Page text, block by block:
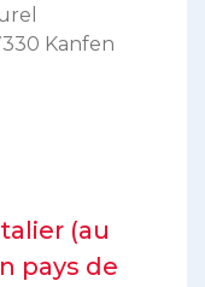
Kanfen
(au
pays de